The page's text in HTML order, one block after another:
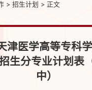
>招生计划 > 正文
津医学高等专科
生分专业计划表
中）